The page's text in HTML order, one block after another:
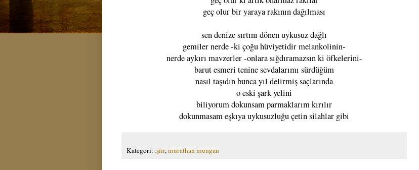
geç olur bir yaraya rakının dağılması
sen denize sırtını dönen uykusuz dağlı
gemiler nerde -ki çoğu hüviyetidir melankolinin-
nerde aykırı mavzerler -onlara sığdıramazsın ki öfkelerini-
barut esmeri tenine sevdalarımı sürdüğüm
nasıl taşıdın bunca yıl delirmiş saçlarında
o eski şark yelini
biliyorum dokunsam parmaklarım kırılır
dokunmasam eşkıya uykusuzluğu çetin silahlar gibi
Kategori: .şiir,murathan mungan